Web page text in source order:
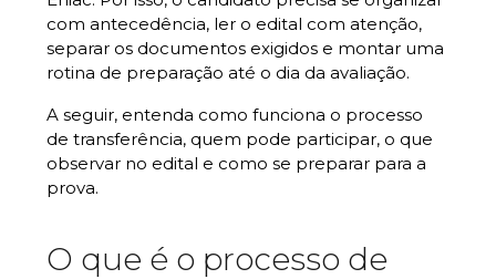
com antecedência, ler o edital com atenção,
separar os documentos exigidos e montar uma
rotina de preparação até o dia da avaliação.
A seguir, entenda como funciona o processo
de transferência, quem pode participar, o que
observar no edital e como se preparar para a
prova.
O que é o processo de